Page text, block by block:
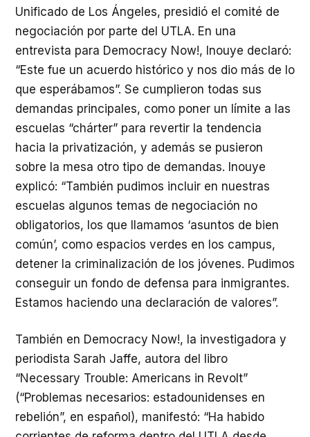
Unificado de Los Ángeles, presidió el comité de
negociación por parte del UTLA. En una
entrevista para Democracy Now!, Inouye declaró:
“Este fue un acuerdo histórico y nos dio más de lo
que esperábamos”. Se cumplieron todas sus
demandas principales, como poner un límite a las
escuelas “chárter” para revertir la tendencia
hacia la privatización, y además se pusieron
sobre la mesa otro tipo de demandas. Inouye
explicó: “También pudimos incluir en nuestras
escuelas algunos temas de negociación no
obligatorios, los que llamamos ‘asuntos de bien
común’, como espacios verdes en los campus,
detener la criminalización de los jóvenes. Pudimos
conseguir un fondo de defensa para inmigrantes.
Estamos haciendo una declaración de valores”.
También en Democracy Now!, la investigadora y
periodista Sarah Jaffe, autora del libro
“Necessary Trouble: Americans in Revolt”
(“Problemas necesarios: estadounidenses en
rebelión”, en español), manifestó: “Ha habido